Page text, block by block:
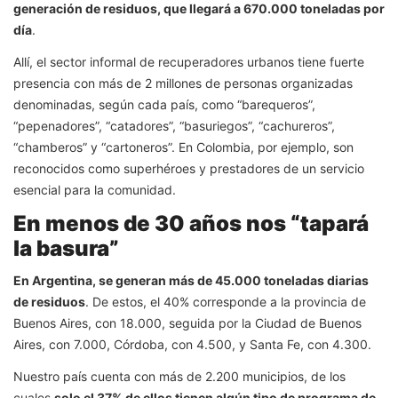
generación de residuos, que llegará a 670.000 toneladas por
día.
Allí, el sector informal de recuperadores urbanos tiene fuerte
presencia con más de 2 millones de personas organizadas
denominadas, según cada país, como “barequeros”,
“pepenadores”, “catadores”, “basuriegos”, “cachureros”,
“chamberos” y “cartoneros”. En Colombia, por ejemplo, son
reconocidos como superhéroes y prestadores de un servicio
esencial para la comunidad.
En menos de 30 años nos “tapará
la basura”
En Argentina, se generan más de 45.000 toneladas diarias
de residuos. De estos, el 40% corresponde a la provincia de
Buenos Aires, con 18.000, seguida por la Ciudad de Buenos
Aires, con 7.000, Córdoba, con 4.500, y Santa Fe, con 4.300.
Nuestro país cuenta con más de 2.200 municipios, de los